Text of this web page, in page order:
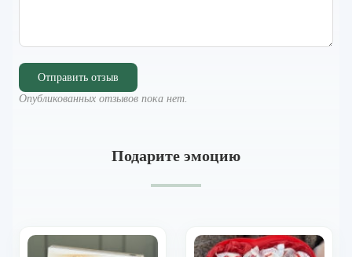
Отправить отзыв
Опубликованных отзывов пока нет.
Подарите эмоцию